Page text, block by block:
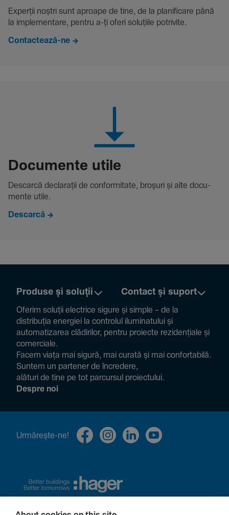
Experții noștri sunt aproape de tine, de la plani­fi­care până
la imple­men­tare, pentru a-ți oferi solu­țiile potri­vite.
Contactează-ne
Docu­mente utile
Descarcă decla­rații de conformitate, broșuri și alte docu­
mente utile.
Descarcă
Produse și soluții Contact și suport
Oferim soluții electrice sigure și simple – de la
distribuția energiei la controlul ilumi­na­tului și
auto­ma­ti­zarea clădi­rilor, pentru proiecte rezi­den­țiale și
comer­ciale.
Facem viața mai sigură, mai curată și mai confor­ta­bilă.
Suntem un partener de încre­dere,
alături de tine pe tot parcursul proiec­tului.
Despre noi
Urmă­rește-ne!